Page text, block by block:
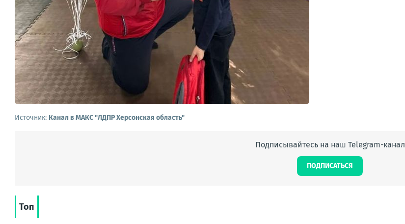
Источник: Канал в МАКС "ЛДПР Херсонская область"
Подписывайтесь на наш Telegram-канал
ПОДПИСАТЬСЯ
Топ